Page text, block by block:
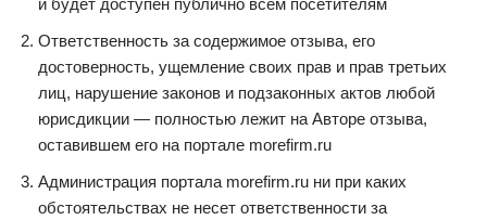
и будет доступен публично всем посетителям
Ответственность за содержимое отзыва, его
достоверность, ущемление своих прав и прав третьих
лиц, нарушение законов и подзаконных актов любой
юрисдикции — полностью лежит на Авторе отзыва,
оставившем его на портале morefirm.ru
Администрация портала morefirm.ru ни при каких
обстоятельствах не несет ответственности за